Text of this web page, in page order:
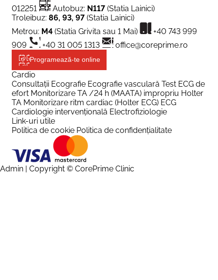
012251
Autobuz: N117 (Statia Lainici)
Troleibuz: 86, 93, 97 (Statia Lainici)
Metrou: M4 (Statia Grivita sau 1 Mai)
+40 743 999
909
+40 31 005 1313 office@coreprime.ro
Programează-te online
Cardio
Consultații Ecografie Ecografie vasculară Test ECG de
efort Monitorizare TA /24 h (MAATA) impropriu Holter
TA Monitorizare ritm cardiac (Holter ECG) ECG
Cardiologie intervențională Electrofiziologie
Link-uri utile
Politica de cookie Politica de confidențialitate
Admin | Copyright © CorePrime Clinic